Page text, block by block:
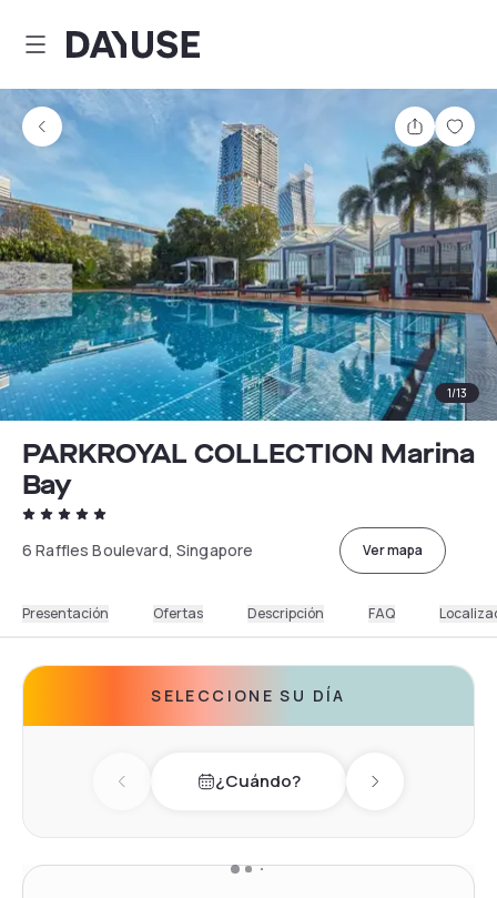
Dayuse
1/13
PARKROYAL COLLECTION Marina
Bay
6 Raffles Boulevard, Singapore Ver mapa
Presentación Ofertas Descripción FAQ
SELECCIONE SU DÍA
Previous day¿Cuándo? Next day